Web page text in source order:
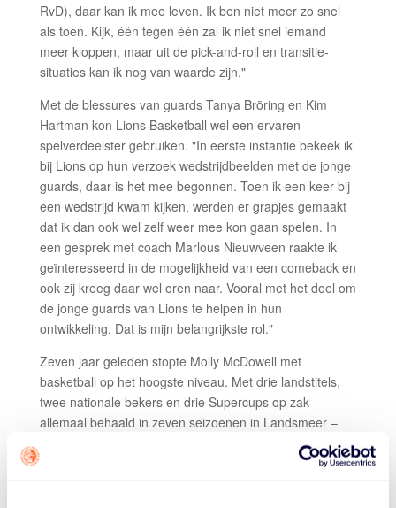
RvD), daar kan ik mee leven. Ik ben niet meer zo snel
als toen. Kijk, één tegen één zal ik niet snel iemand
meer kloppen, maar uit de pick-and-roll en transitie-
situaties kan ik nog van waarde zijn."
Met de blessures van guards Tanya Bröring en Kim
Hartman kon Lions Basketball wel een ervaren
spelverdeelster gebruiken. "In eerste instantie bekeek ik
bij Lions op hun verzoek wedstrijdbeelden met de jonge
guards, daar is het mee begonnen. Toen ik een keer bij
een wedstrijd kwam kijken, werden er grapjes gemaakt
dat ik dan ook wel zelf weer mee kon gaan spelen. In
een gesprek met coach Marlous Nieuwveen raakte ik
geïnteresseerd in de mogelijkheid van een comeback en
ook zij kreeg daar wel oren naar. Vooral met het doel om
de jonge guards van Lions te helpen in hun
ontwikkeling. Dat is mijn belangrijkste rol."
Zeven jaar geleden stopte Molly McDowell met
basketball op het hoogste niveau. Met drie landstitels,
twee nationale bekers en drie Supercups op zak –
allemaal behaald in zeven seizoenen in Landsmeer –
Promotiedivisie, om zich vervolgens op het coachen te
storten. Inmiddels heeft McDowell het geschopt tot